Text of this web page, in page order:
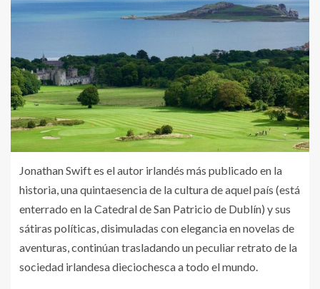
Jonathan Swift es el autor irlandés más publicado en la
historia, una quintaesencia de la cultura de aquel país (está
enterrado en la Catedral de San Patricio de Dublín) y sus
sátiras políticas, disimuladas con elegancia en novelas de
aventuras, continúan trasladando un peculiar retrato de la
sociedad irlandesa dieciochesca a todo el mundo.